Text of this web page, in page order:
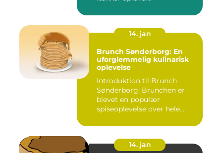
14. jan
Brunch Sønderborg: En
uforglemmelig kulinarisk
oplevelse
Introduktion til Brunch
Sønderborg: Brunchen er
blevet en populær
spiseoplevelse over hele
14. jan